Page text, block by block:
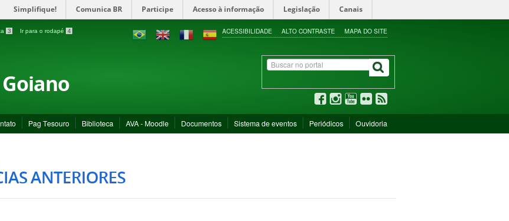
Simplifique! Comunica BR Participe Acesso à informação Legislação Canais
3 Ir para o rodapé 4 ACESSIBILIDADE ALTO CONTRASTE MAPA DO SITE
Pag Tesouro Biblioteca AVA - Moodle Documentos Sistema de eventos Periódicos Ouvidoria
ANTERIORES